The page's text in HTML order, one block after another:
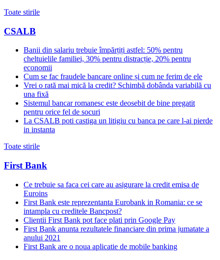
Toate stirile
CSALB
Banii din salariu trebuie împărțiți astfel: 50% pentru
cheltuielile familiei, 30% pentru distracție, 20% pentru
economii
Cum se fac fraudele bancare online și cum ne ferim de ele
Vrei o rată mai mică la credit? Schimbă dobânda variabilă cu
una fixă
Sistemul bancar romanesc este deosebit de bine pregatit
pentru orice fel de socuri
La CSALB poti castiga un litigiu cu banca pe care l-ai pierde
in instanta
Toate stirile
First Bank
Ce trebuie sa faca cei care au asigurare la credit emisa de
Euroins
First Bank este reprezentanta Eurobank in Romania: ce se
intampla cu creditele Bancpost?
Clientii First Bank pot face plati prin Google Pay
First Bank anunta rezultatele financiare din prima jumatate a
anului 2021
First Bank are o noua aplicatie de mobile banking